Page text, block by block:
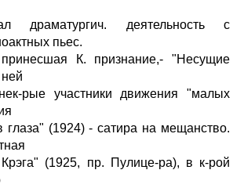
драматургич. деятельность с
пьес.
К. признание,- "Несущие
рые участники движения "малых
глаза" (1924) - сатира на мещанство.
(1925, пр. Пулице-ра), в к-рой